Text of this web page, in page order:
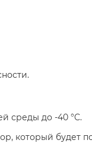
среды до -40 °C.
который будет